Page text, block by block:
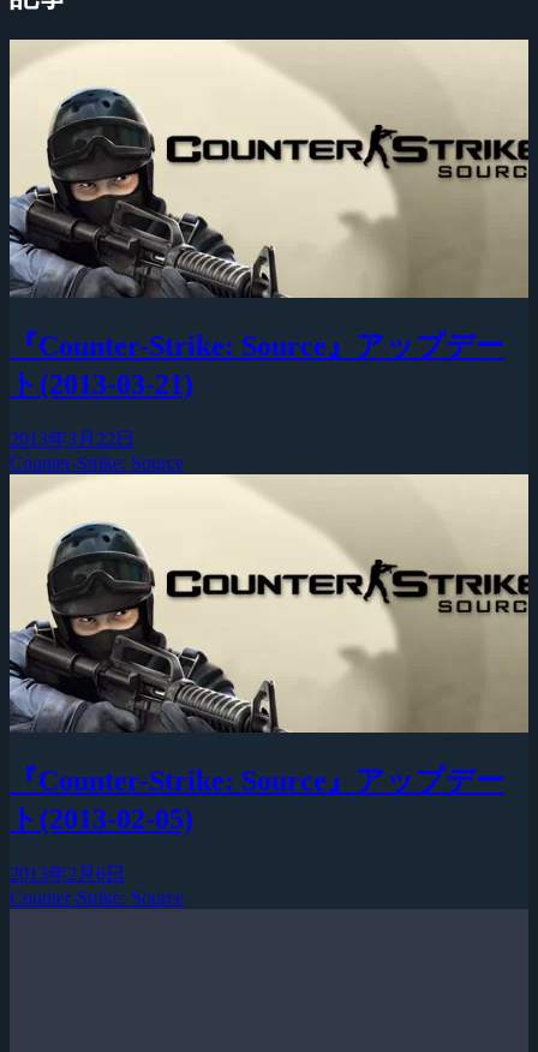
『Counter-Strike: Source』アップデー
ト(2013-03-21)
2013年3月22日
Counter-Strike: Source
『Counter-Strike: Source』アップデー
ト(2013-02-05)
2013年2月6日
Counter-Strike: Source